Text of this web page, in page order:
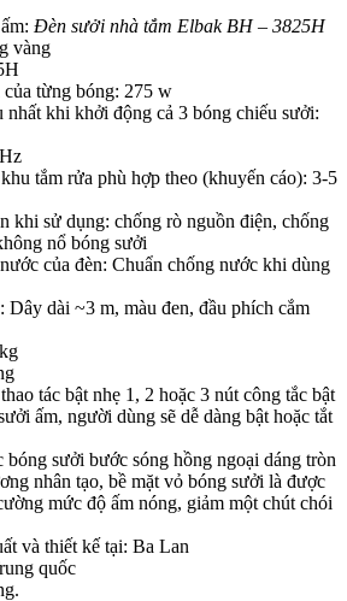
Đèn sưởi nhà tắm Elbak BH – 3825H
vàng
từng bóng: 275 w
nhất khi khởi động cả 3 bóng chiếu sưởi:
tắm rửa phù hợp theo (khuyến cáo): 3-5
khi sử dụng: chống rò nguồn điện, chống
nổ bóng sưởi
của đèn: Chuẩn chống nước khi dùng
Dây dài ~3 m, màu đen, đầu phích cắm
tác bật nhẹ 1, 2 hoặc 3 nút công tắc bật
ấm, người dùng sẽ dễ dàng bật hoặc tắt
bóng sưởi bước sóng hồng ngoại dáng tròn
nhân tạo, bề mặt vỏ bóng sưởi là được
mức độ ấm nóng, giảm một chút chói
và thiết kế tại: Ba Lan
quốc